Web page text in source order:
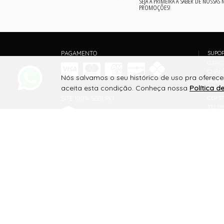
PROMOÇÕES!
PAGAMENTO
Nós salvamos o seu histórico de uso pra
aceita esta condição. Conheça nossa Política